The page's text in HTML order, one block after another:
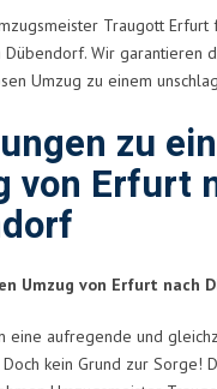
Traugott Erfurt
Dübendorf. Wir garantieren
Umzug zu einem
zu
von Erfurt
Umzug von Erfurt nach
eine aufregende und
kein Grund zur Sorge!